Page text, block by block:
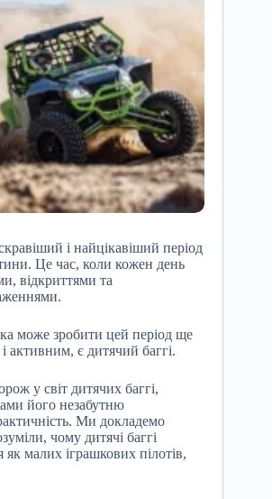
і найцікавіший період
Це час, коли кожен день
відкриттями та
може зробити цей період ще
активним, є дитячий баггі.
у світ дитячих баггі,
його незабутню
Ми докладемо
чому дитячі баггі
як малих іграшкових пілотів,